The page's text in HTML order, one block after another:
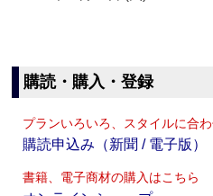
購読・購入・登録
プランいろいろ、スタイルに合
購読申込み（新聞 / 電子版）
書籍、電子商材の購入はこちら